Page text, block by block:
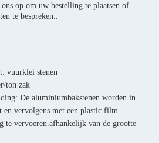
op om uw bestelling te plaatsen of
te bespreken..
vuurklei stenen
ton zak
De aluminiumbakstenen worden in
en vervolgens met een plastic film
te vervoeren.afhankelijk van de grootte